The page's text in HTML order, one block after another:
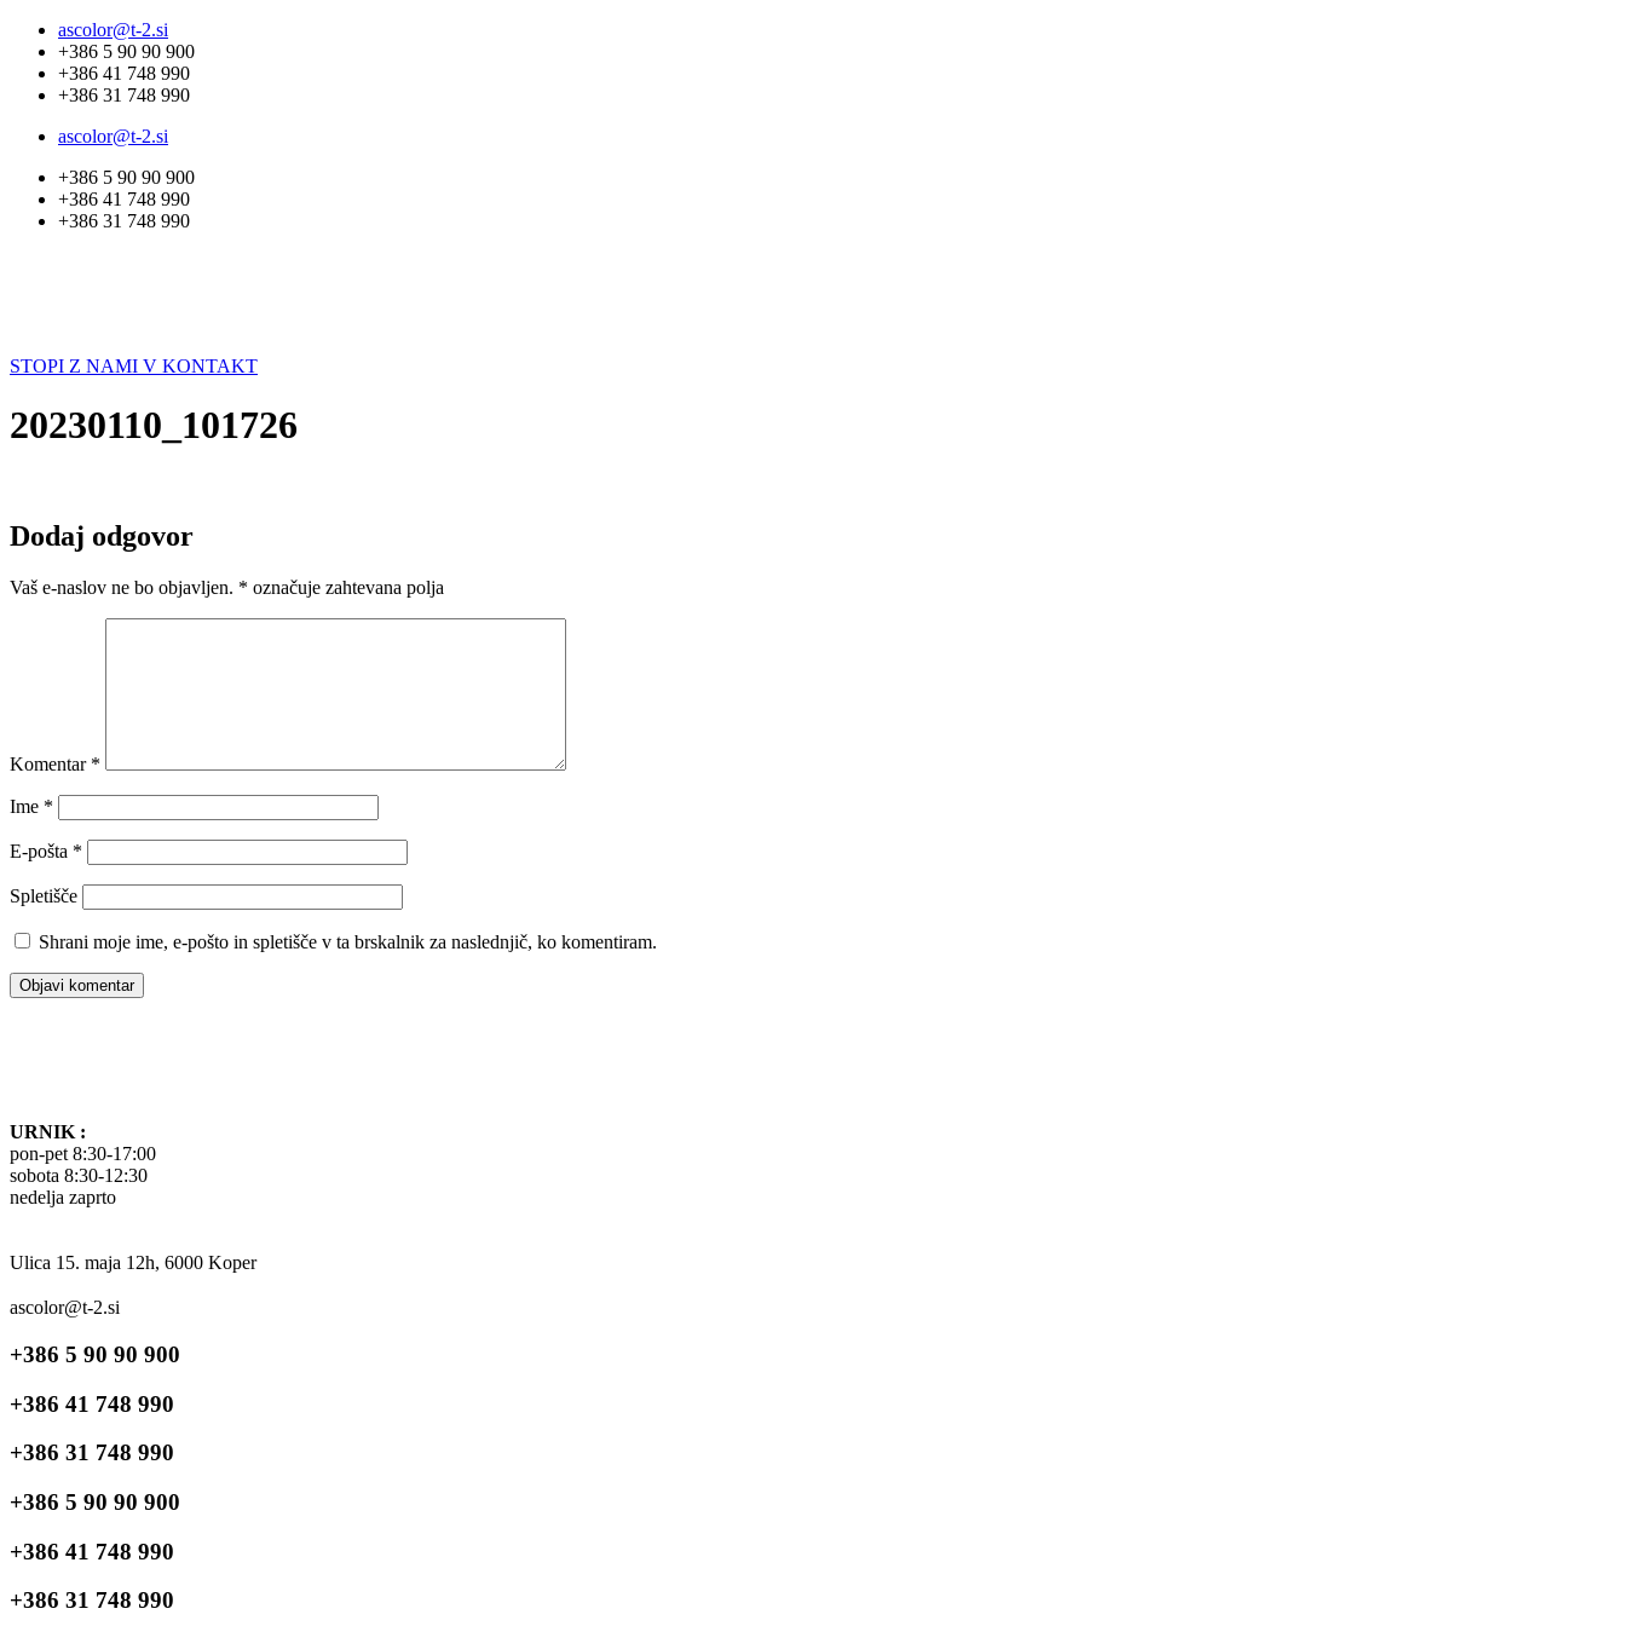
Skip
content
ascolor@t-2.si
+386 5 90 90 900
+386 41 748 990
+386 31 748 990
ascolor@t-2.si
+386 5 90 90 900
+386 41 748 990
+386 31 748 990
STOPI Z NAMI V KONTAKT
20230110_101726
Dodaj odgovor
Vaš e-naslov ne bo objavljen. * označuje zahtevana polja
Komentar *
Ime *
E-pošta *
Spletišče
Shrani moje ime, e-pošto in spletišče v ta brskalnik za naslednjič, ko komentiram.
URNIK :
pon-pet 8:30-17:00
sobota 8:30-12:30
nedelja zaprto
Ulica 15. maja 12h, 6000 Koper
ascolor@t-2.si
+386 5 90 90 900
+386 41 748 990
+386 31 748 990
+386 5 90 90 900
+386 41 748 990
+386 31 748 990